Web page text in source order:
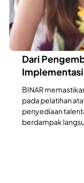
mengembangkan
menyediakan
implementasi
berdampak &
Dari
BINAR
pada pelatihan
penyediaan
berdampak